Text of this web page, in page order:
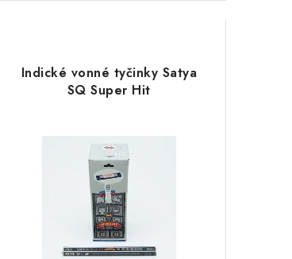
Indické vonné tyčinky Satya
SQ Super Hit